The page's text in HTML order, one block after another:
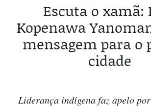
Escuta o xamã:
Kopenawa
mensagem para o
cidade
Liderança indígena faz apelo